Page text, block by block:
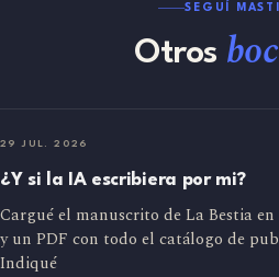
SEGUÍ
Otros
29 JUL. 2026
¿Y si la IA escribiera por mi?
Cargué el manuscrito de La Bestia
y un PDF con todo el catálogo de
Indiqué